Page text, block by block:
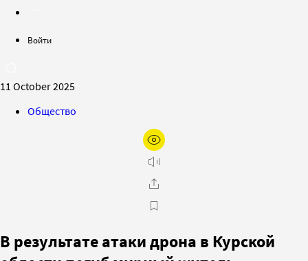
Войти
11 October 2025
Общество
В результате атаки дрона в Курской